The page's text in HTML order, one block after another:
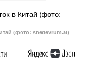
(фото: shedevrum.ai)